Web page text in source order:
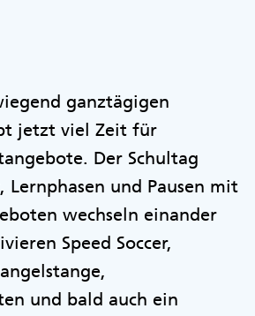
ganztägigen
jetzt viel Zeit für
Der Schultag
und Pausen mit
wechseln einander
Speed Soccer,
und bald auch ein